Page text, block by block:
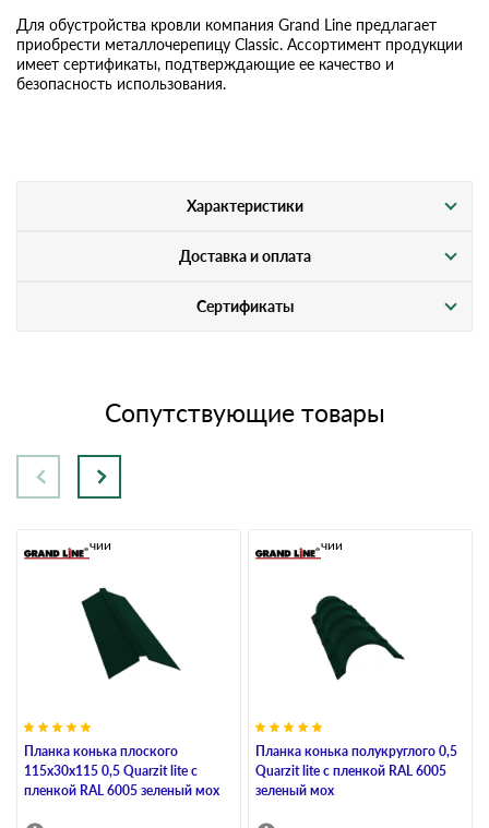
Для обустройства кровли компания Grand Line предлагает
приобрести металлочерепицу Classic. Ассортимент продукции
имеет сертификаты, подтверждающие ее качество и
безопасность использования.
Характеристики
Доставка и оплата
Сертификаты
Сопутствующие товары
Планка конька плоского
115х30х115 0,5 Quarzit lite с
пленкой RAL 6005 зеленый мох
В наличии
Планка конька полукруглого 0,5
Quarzit lite с пленкой RAL 6005
зеленый мох
В наличии